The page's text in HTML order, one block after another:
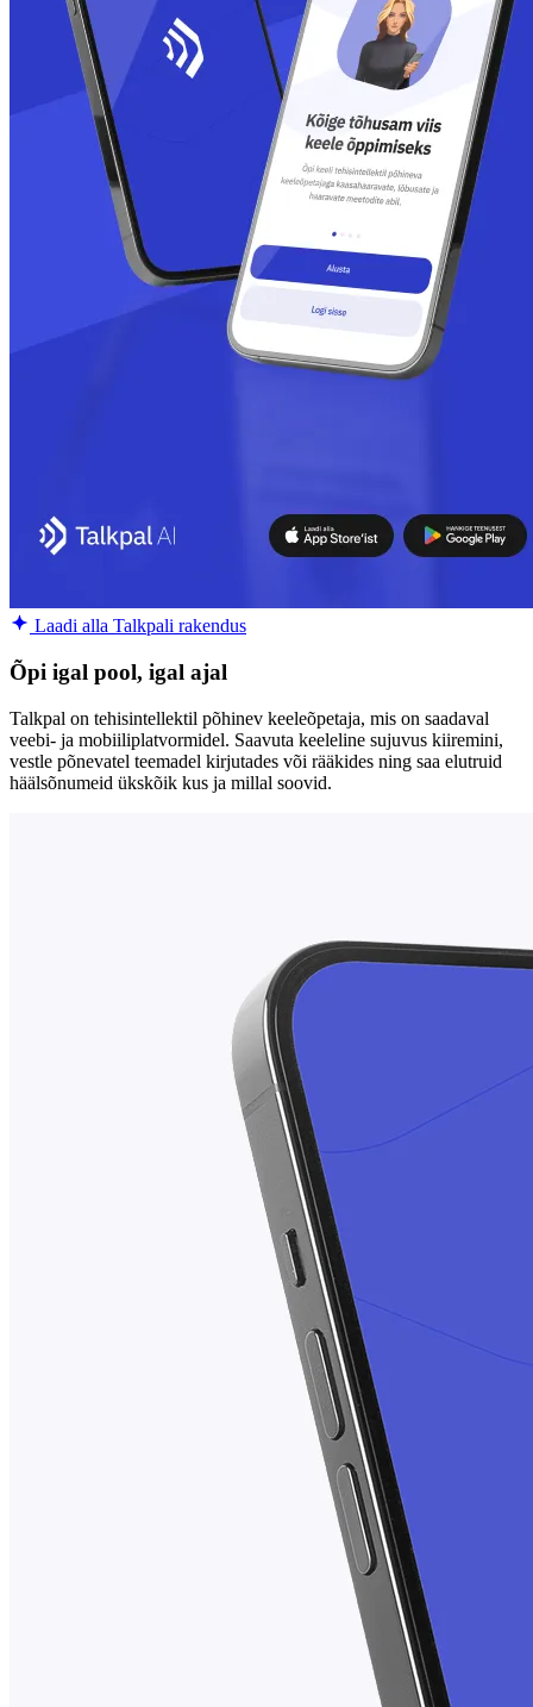
Laadi alla Talkpali rakendus
Õpi igal pool, igal ajal
Talkpal on tehisintellektil põhinev keeleõpetaja, mis on saadaval
veebi- ja mobiiliplatvormidel. Saavuta keeleline sujuvus kiiremini,
vestle põnevatel teemadel kirjutades või rääkides ning saa elutruid
häälsõnumeid ükskõik kus ja millal soovid.